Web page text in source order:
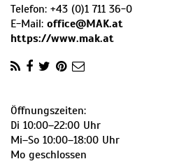
Telefon: +43 (0)1 711 36-0
E-Mail: office@MAK.at
https://www.mak.at
Öffnungszeiten:
Di 10:00–22:00 Uhr
Mi–So 10:00–18:00 Uhr
Mo geschlossen